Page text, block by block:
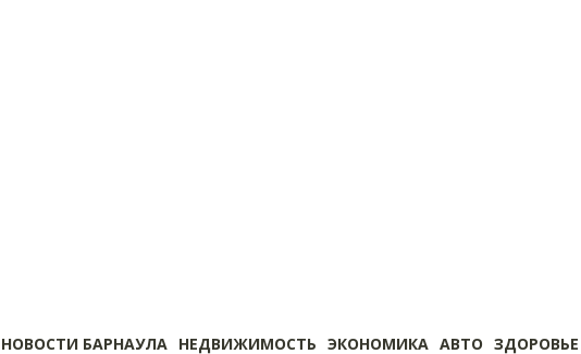
НОВОСТИ БАРНАУЛА НЕДВИЖИМОСТЬ ЭКОНОМИКА АВТО ЗДОРОВЬЕ